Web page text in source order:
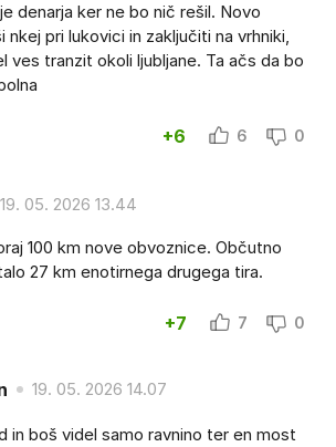
denarja ker ne bo nič rešil. Novo
pri lukovici in zaključiti na vrhniki,
ves tranzit okoli ljubljane. Ta ačs da bo
+6 6 0
19. 05. 2026 13.44
100 km nove obvoznice. Občutno
27 km enotirnega drugega tira.
+7 7 0
19. 05. 2026 14.07
in boš videl samo ravnino ter en most